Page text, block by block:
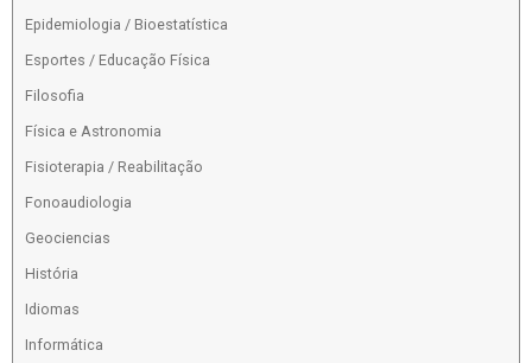
Epidemiologia / Bioestatística
Esportes / Educação Física
Filosofia
Física e Astronomia
Fisioterapia / Reabilitação
Fonoaudiologia
Geociencias
História
Idiomas
Informática